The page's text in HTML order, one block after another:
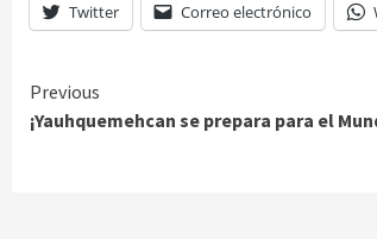
Twitter Correo electrónico
Continue
Reading
Previous
¡Yauhquemehcan se prepara para el